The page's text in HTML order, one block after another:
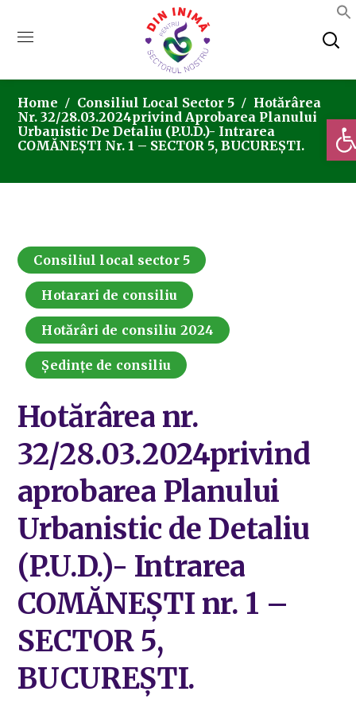
Home Consiliul Local Sector 5
Hotărârea
Nr. 32/28.03.2024privind Aprobarea Planului
Urbanistic De Detaliu (P.U.D.)- Intrarea
COMĂNEȘTI Nr. 1 – SECTOR 5, BUCUREȘTI.
Consiliul local sector 5
Hotarari de consiliu
Hotărâri de consiliu 2024
Ședințe de consiliu
Hotărârea nr.
32/28.03.2024privind
aprobarea Planului
Urbanistic de Detaliu
(P.U.D.)- Intrarea
COMĂNEȘTI nr. 1 –
SECTOR 5,
BUCUREȘTI.